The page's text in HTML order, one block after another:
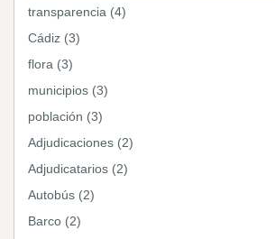
transparencia (4)
Cádiz (3)
flora (3)
municipios (3)
población (3)
Adjudicaciones (2)
Adjudicatarios (2)
Autobús (2)
Barco (2)